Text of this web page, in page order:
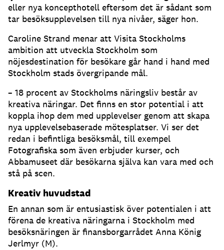
eller nya koncepthotell eftersom det är sådant som
tar besöksupplevelsen till nya nivåer, säger hon.
Caroline Strand menar att Visita Stockholms
ambition att utveckla Stockholm som
nöjesdestination för besökare går hand i hand med
Stockholm stads övergripande mål.
– 18 procent av Stockholms näringsliv består av
kreativa näringar. Det finns en stor potential i att
koppla ihop dem med upplevelser genom att skapa
nya upplevelsebaserade mötesplatser. Vi ser det
redan i befintliga besöksmål, till exempel
Fotografiska som även erbjuder kurser, och
Abbamuseet där besökarna själva kan vara med och
stå på scen.
Kreativ huvudstad
En annan som är entusiastisk över potentialen i att
förena de kreativa näringarna i Stockholm med
besöksnäringen är finansborgarrådet Anna König
Jerlmyr (M).